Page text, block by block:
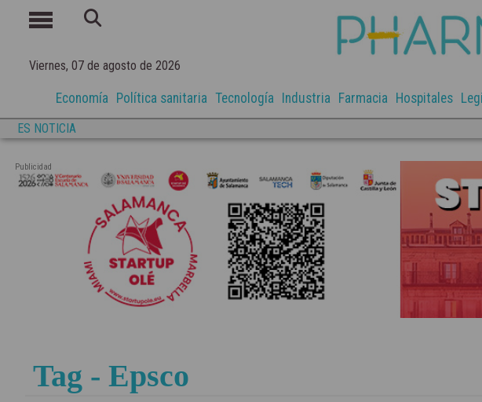
Viernes, 07 de agosto de 2026
Economía Política sanitaria Tecnología Industria Farmacia Hospitales
ES NOTICIA
Publicidad
Tag - Epsco